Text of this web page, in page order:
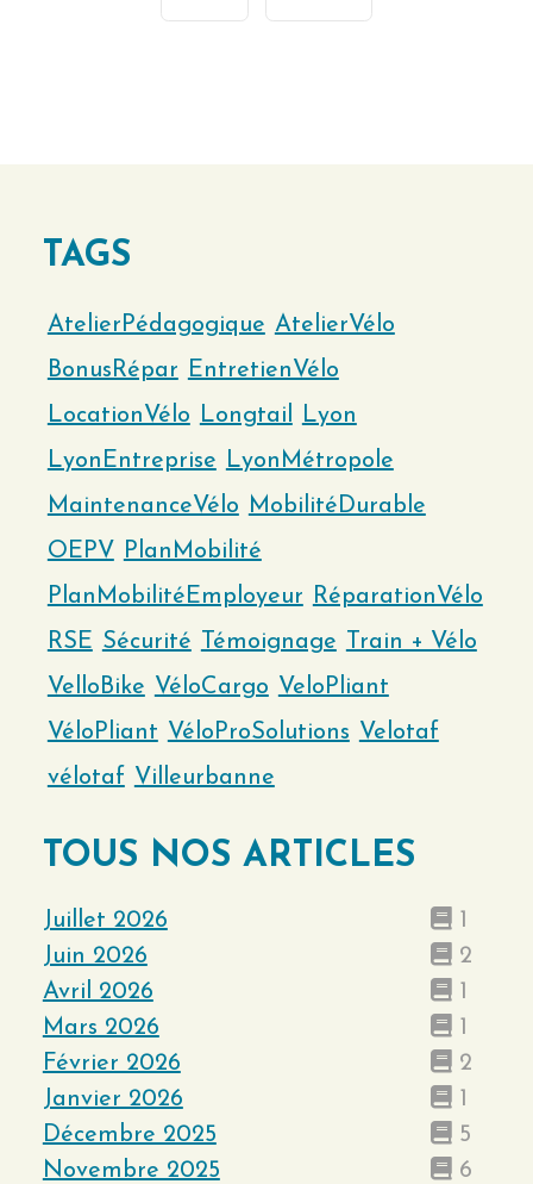
TAGS
AtelierPédagogique AtelierVélo
BonusRépar EntretienVélo
LocationVélo Longtail
Lyon
LyonEntreprise LyonMétropole
MaintenanceVélo MobilitéDurable
OEPV PlanMobilité
PlanMobilitéEmployeur RéparationVélo
RSE Sécurité Témoignage
Train + Vélo
VelloBike VéloCargo VeloPliant
VéloPliant VéloProSolutions Velotaf
vélotaf Villeurbanne
TOUS NOS ARTICLES
Juillet 2026
1
Juin 2026
2
Avril 2026
1
Mars 2026
1
Février 2026
2
Janvier 2026
1
Décembre 2025
5
Novembre 2025
6